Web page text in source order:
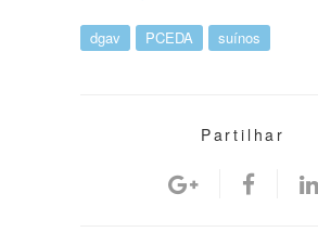
dgav PCEDA suínos
Partilhar